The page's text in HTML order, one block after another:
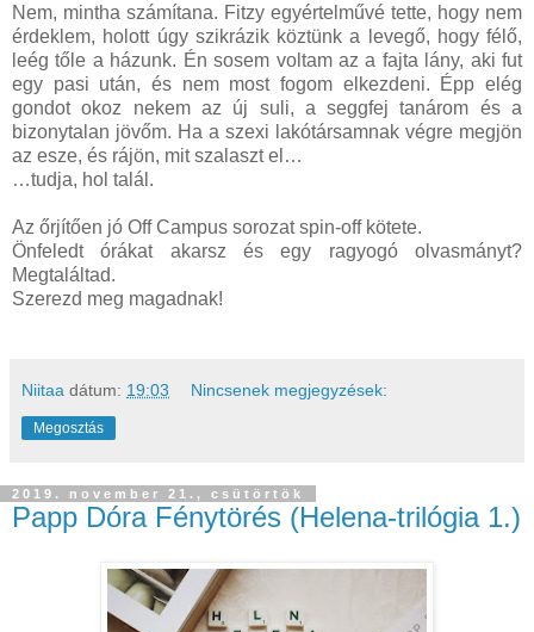
Nem, mintha számítana. Fitzy egyértelművé tette, hogy nem
érdeklem, holott úgy szikrázik köztünk a levegő, hogy félő,
leég tőle a házunk. Én sosem voltam az a fajta lány, aki fut
egy pasi után, és nem most fogom elkezdeni. Épp elég
gondot okoz nekem az új suli, a seggfej tanárom és a
bizonytalan jövőm. Ha a szexi lakótársamnak végre megjön
az esze, és rájön, mit szalaszt el…
…tudja, hol talál.
Az őrjítően jó Off Campus sorozat spin-off kötete.
Önfeledt órákat akarsz és egy ragyogó olvasmányt?
Megtaláltad.
Szerezd meg magadnak!
Niitaa dátum: 19:03 Nincsenek megjegyzések:
Megosztás
2019. november 21., csütörtök
Papp Dóra Fénytörés (Helena-trilógia 1.)